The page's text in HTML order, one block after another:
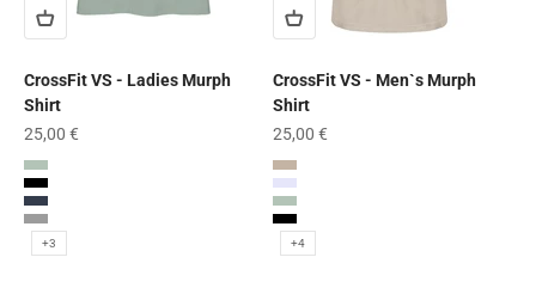
CrossFit VS - Ladies Murph
Shirt
Angebot
25,00 €
Aloe
Black
French Navy
Heather Grey
+3
CrossFit VS - Men`s Murph
Shirt
Angebot
25,00 €
Desert Dust
Lavender
Aloe
Black
+4